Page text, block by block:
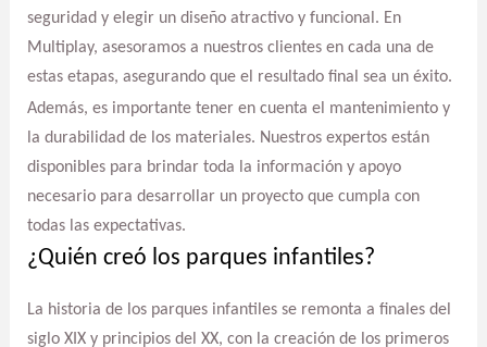
seguridad y elegir un diseño atractivo y funcional. En
Multiplay, asesoramos a nuestros clientes en cada una de
estas etapas, asegurando que el resultado final sea un éxito.
Además, es importante tener en cuenta el mantenimiento y
la durabilidad de los materiales. Nuestros expertos están
disponibles para brindar toda la información y apoyo
necesario para desarrollar un proyecto que cumpla con
todas las expectativas.
¿Quién creó los parques infantiles?
La historia de los parques infantiles se remonta a finales del
siglo XIX y principios del XX, con la creación de los primeros